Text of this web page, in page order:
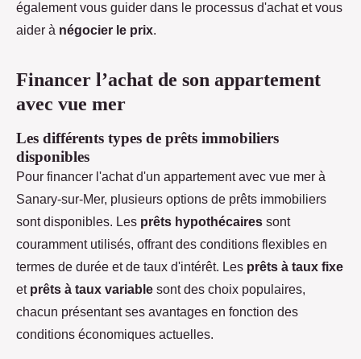
également vous guider dans le processus d'achat et vous
aider à négocier le prix.
Financer l’achat de son appartement
avec vue mer
Les différents types de prêts immobiliers
disponibles
Pour financer l'achat d'un appartement avec vue mer à
Sanary-sur-Mer, plusieurs options de prêts immobiliers
sont disponibles. Les prêts hypothécaires sont
couramment utilisés, offrant des conditions flexibles en
termes de durée et de taux d'intérêt. Les prêts à taux fixe
et prêts à taux variable sont des choix populaires,
chacun présentant ses avantages en fonction des
conditions économiques actuelles.